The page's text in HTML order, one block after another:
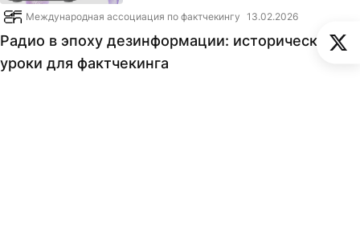
Международная ассоциация по фактчекингу 13.02.2026
Радио в эпоху дезинформации: исторические
уроки для фактчекинга